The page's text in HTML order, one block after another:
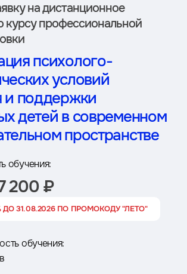
на дистан­ционное
курсу профессиональной
психолого-
условий
и поддержки
детей в современном
пространстве
обучения:
200 ₽
ДО 31.08.2026 ПО ПРОМОКОДУ "ЛЕТО"
обучения: